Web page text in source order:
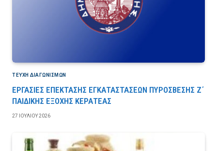
ΤΕΎΧΗ ΔΙΑΓΩΝΙΣΜΏΝ
ΕΡΓΑΣΙΕΣ ΕΠΕΚΤΑΣΗΣ ΕΓΚΑΤΑΣΤΑΣΕΩΝ ΠΥΡΟΣΒΕΣΗΣ Ζ΄
ΠΑΙΔΙΚΗΣ ΕΞΟΧΗΣ ΚΕΡΑΤΕΑΣ
27 ΙΟΥΛΊΟΥ 2026